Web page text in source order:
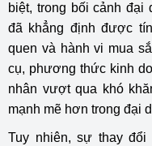
biệt, trong bối cảnh
đã khẳng định được
quen và hành vi mua
cụ, phương thức kinh
nhân vượt qua khó
mạnh mẽ hơn trong đại
Tuy nhiên, sự thay